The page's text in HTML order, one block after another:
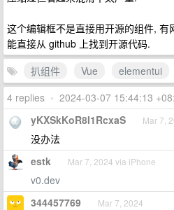
这个编辑框不是直接用开源的组件,
能直接从 github 上找到开源代码.
扒组件
Vue
elementui
4 replies • 2024-03-07 15:44:13
yKXSkKoR8I1RcxaS Mar 7,
没办法
estk Mar 7, 2024 via iPhone
v0.dev
344457769 Mar 7, 2024